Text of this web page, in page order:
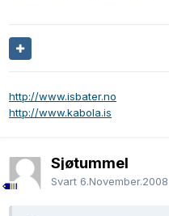
http://www.isbater.no
http://www.kabola.is
Sjøtummel
Svart 6.November.2008